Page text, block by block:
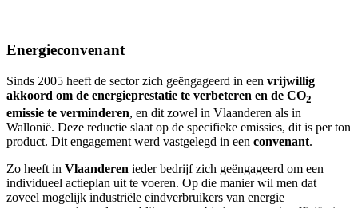
Energieconvenant
Sinds 2005 heeft de sector zich geëngageerd in een vrijwillig
akkoord om de energieprestatie te verbeteren en de CO2
emissie te verminderen, en dit zowel in Vlaanderen als in
Wallonië. Deze reductie slaat op de specifieke emissies, dit is per ton
product. Dit engagement werd vastgelegd in een convenant.
Zo heeft in Vlaanderen ieder bedrijf zich geëngageerd om een
individueel actieplan uit te voeren. Op die manier wil men dat
zoveel mogelijk industriële eindverbruikers van energie